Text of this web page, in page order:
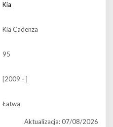
Kia
Kia Cadenza
95
[2009 - ]
Łatwa
Aktualizacja: 07/08/2026